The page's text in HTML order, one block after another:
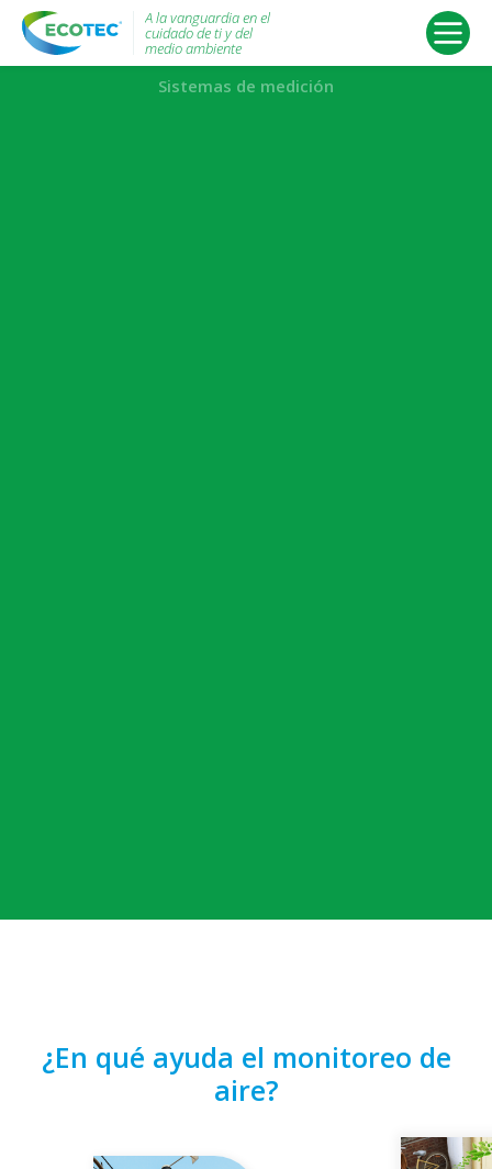
A la vanguardia en el
cuidado de ti y del
medio ambiente
Slide 2 of 3.
Sistemas de medición
¿En qué ayuda el monitoreo de
aire?